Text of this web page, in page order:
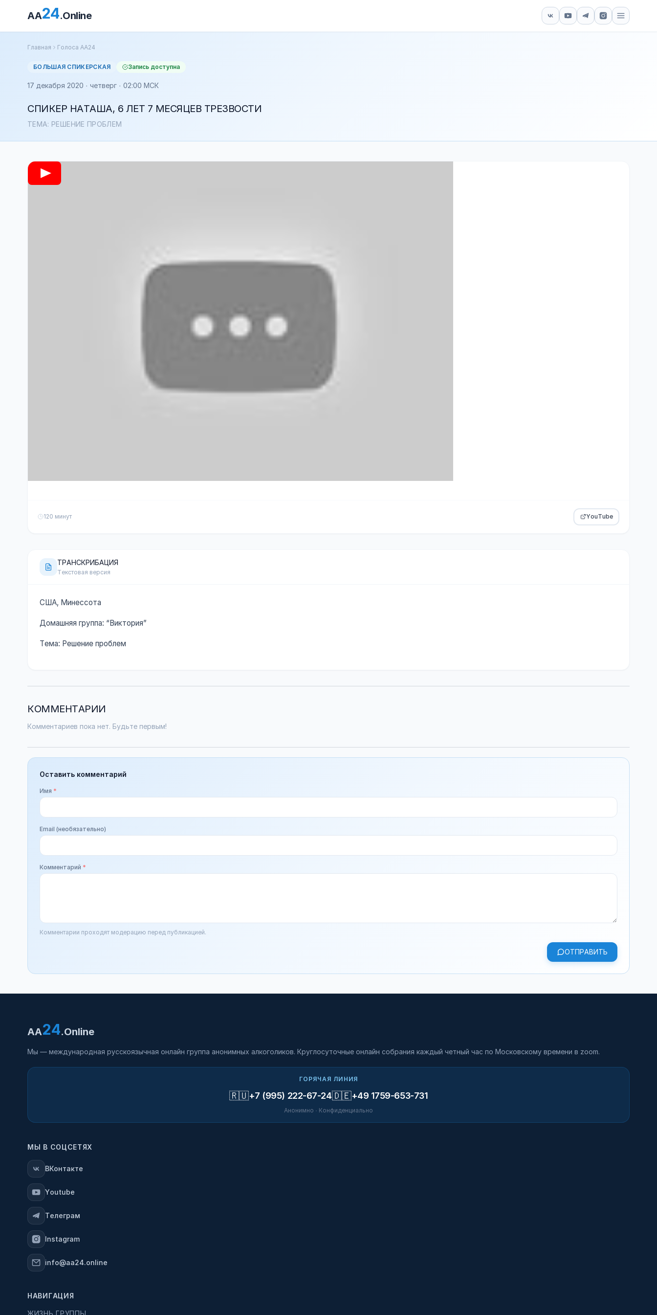
AA24.Online
Главная Голоса АА24
БОЛЬШАЯ СПИКЕРСКАЯ Запись доступна
17 декабря 2020 · четверг · 02:00 МСК
СПИКЕР НАТАША, 6 ЛЕТ 7 МЕСЯЦЕВ ТРЕЗВОСТИ
ТЕМА: РЕШЕНИЕ ПРОБЛЕМ
120 минут YouTube
ТРАНСКРИБАЦИЯ
Текстовая версия
США, Минессота
Домашняя группа: “Виктория”
Тема: Решение проблем
КОММЕНТАРИИ
Комментариев пока нет. Будьте первым!
Оставить комментарий
Имя *
Email (необязательно)
Комментарий *
Комментарии проходят модерацию перед публикацией.
ОТПРАВИТЬ
AA24.Online
Мы — международная русскоязычная онлайн группа анонимных алкоголиков. Круглосуточные онлайн собрания каждый четный час по Московскому времени в zoom.
ГОРЯЧАЯ ЛИНИЯ
🇷🇺+7 (995) 222-67-24🇩🇪+49 1759-653-731
Анонимно · Конфиденциально
МЫ В СОЦСЕТЯХ
ВКонтакте
Youtube
Телеграм
Instagram
info@aa24.online
НАВИГАЦИЯ